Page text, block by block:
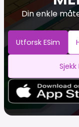
Din enkle
Utforsk ESim